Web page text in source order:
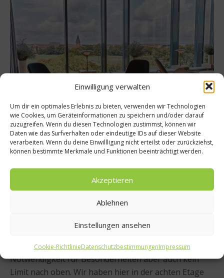
Einwilligung verwalten
Um dir ein optimales Erlebnis zu bieten, verwenden wir Technologien
wie Cookies, um Geräteinformationen zu speichern und/oder darauf
zuzugreifen. Wenn du diesen Technologien zustimmst, können wir
Daten wie das Surfverhalten oder eindeutige IDs auf dieser Website
verarbeiten. Wenn du deine Einwillligung nicht erteilst oder zurückziehst,
können bestimmte Merkmale und Funktionen beeinträchtigt werden.
Akzeptieren
Ablehnen
Einstellungen ansehen
Cookie-RichtlinieDatenschutzbestimmungenImpressum
worlds of food:Das Restaurant hat ja auch einen
tollen Standort, in der obersten Etage des dänischen
Nationalstadions, mit exklusivem Blick aus der Küche
auf den heiligen Rasen. Im Gastraum blickt man
dagegen über den herrlichen Park. Wie wichtig ist der
Standort für ein Restaurant wie Ihres?
Rasmus Kofoed: Ich denke, ein modernes Restaurant
kann heute überall sein, da gibt es keine
Notwendigkeit für Besonderheiten aber auch kein
Limit nach oben. Wir haben hier in der achten Etage